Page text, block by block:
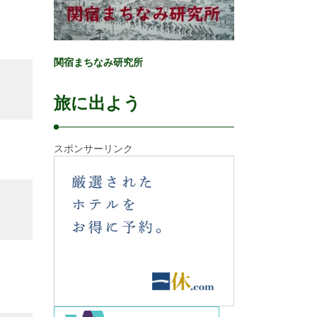
関宿まちなみ研究所
旅に出よう
スポンサーリンク